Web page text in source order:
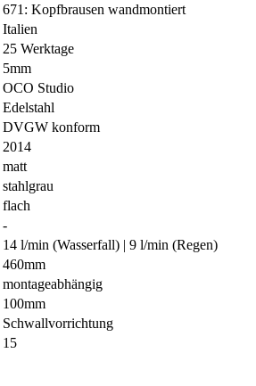
671: Kopfbrausen wandmontiert
Italien
25 Werktage
5mm
OCO Studio
Edelstahl
DVGW konform
2014
matt
stahlgrau
flach
-
14 l/min (Wasserfall) | 9 l/min (Regen)
460mm
montageabhängig
100mm
Schwallvorrichtung
15